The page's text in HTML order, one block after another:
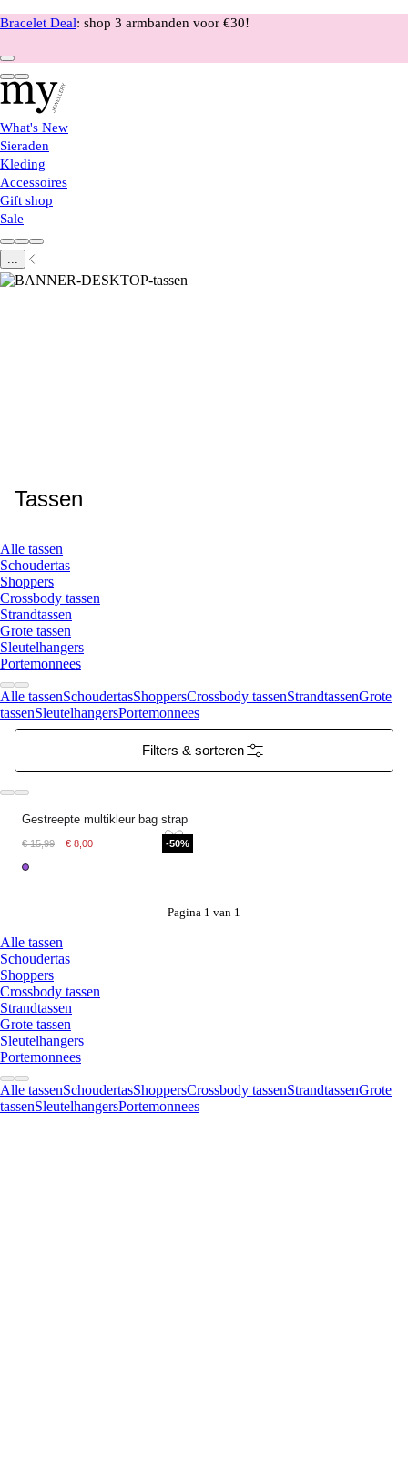
Bracelet Deal: shop 3 armbanden voor €30!
What's New
Sieraden
Kleding
Accessoires
Gift shop
Sale
...
Tassen
Alle tassen
Schoudertas
Shoppers
Crossbody tassen
Strandtassen
Grote tassen
Sleutelhangers
Portemonnees
Alle tassenSchoudertasShoppersCrossbody tassenStrandtassenGrote
tassenSleutelhangersPortemonnees
Filters & sorteren
Gestreepte multikleur bag strap
€ 15,99 € 8,00 -50%
Pagina 1 van 1
Alle tassen
Schoudertas
Shoppers
Crossbody tassen
Strandtassen
Grote tassen
Sleutelhangers
Portemonnees
Alle tassenSchoudertasShoppersCrossbody tassenStrandtassenGrote
tassenSleutelhangersPortemonnees